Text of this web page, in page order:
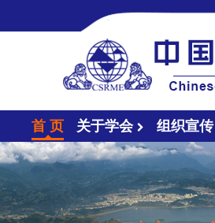
首 页 关于学会 组织宣传